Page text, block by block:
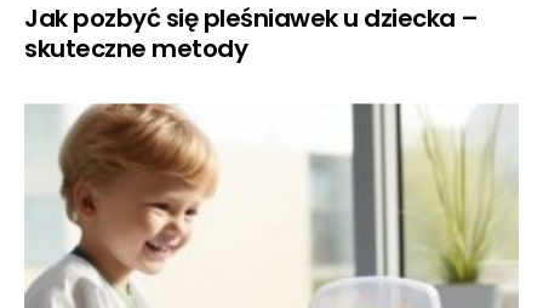
Jak pozbyć się pleśniawek u dziecka –
skuteczne metody